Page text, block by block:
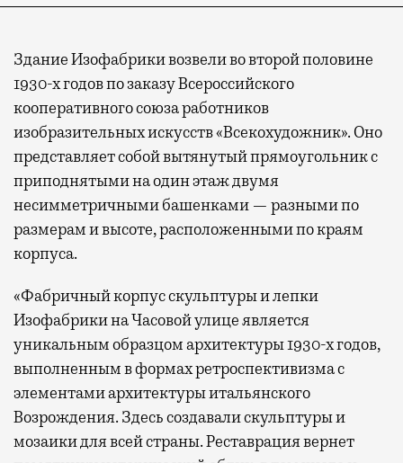
Здание Изофабрики возвели во второй половине
1930-х годов по заказу Всероссийского
кооперативного союза работников
изобразительных искусств «Всекохудожник». Оно
представляет собой вытянутый прямоугольник с
приподнятыми на один этаж двумя
несимметричными башенками — разными по
размерам и высоте, расположенными по краям
корпуса.
«Фабричный корпус скульптуры и лепки
Изофабрики на Часовой улице является
уникальным образцом архитектуры 1930-х годов,
выполненным в формах ретроспективизма с
элементами архитектуры итальянского
Возрождения. Здесь создавали скульптуры и
мозаики для всей страны. Реставрация вернет